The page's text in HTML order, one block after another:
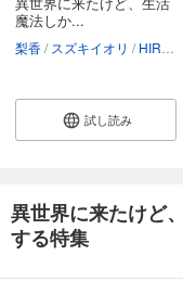
魔法しか...
梨香 スズキイオリ HIROKAZU
試し読み
異世界に来たけど
する特集